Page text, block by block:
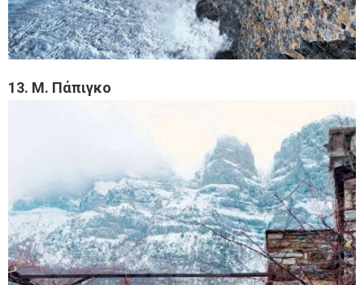
13. Μ. Πάπιγκο